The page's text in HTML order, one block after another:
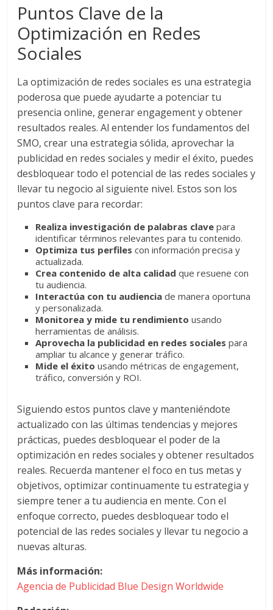
Puntos Clave de la
Optimización en Redes
Sociales
La optimización de redes sociales es una estrategia
poderosa que puede ayudarte a potenciar tu
presencia online, generar engagement y obtener
resultados reales. Al entender los fundamentos del
SMO, crear una estrategia sólida, aprovechar la
publicidad en redes sociales y medir el éxito, puedes
desbloquear todo el potencial de las redes sociales y
llevar tu negocio al siguiente nivel. Estos son los
puntos clave para recordar:
Realiza investigación de palabras clave para
identificar términos relevantes para tu contenido.
Optimiza tus perfiles con información precisa y
actualizada.
Crea contenido de alta calidad que resuene con
tu audiencia.
Interactúa con tu audiencia de manera oportuna
y personalizada.
Monitorea y mide tu rendimiento usando
herramientas de análisis.
Aprovecha la publicidad en redes sociales para
ampliar tu alcance y generar tráfico.
Mide el éxito usando métricas de engagement,
tráfico, conversión y ROI.
Siguiendo estos puntos clave y manteniéndote
actualizado con las últimas tendencias y mejores
prácticas, puedes desbloquear el poder de la
optimización en redes sociales y obtener resultados
reales. Recuerda mantener el foco en tus metas y
objetivos, optimizar continuamente tu estrategia y
siempre tener a tu audiencia en mente. Con el
enfoque correcto, puedes desbloquear todo el
potencial de las redes sociales y llevar tu negocio a
nuevas alturas.
Más información:
Agencia de Publicidad Blue Design Worldwide